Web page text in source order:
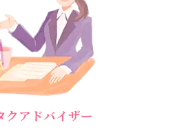
クアドバイザー